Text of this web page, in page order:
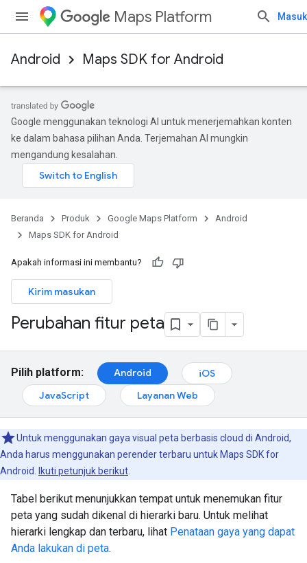
Maps Platform Masuk
Android Maps SDK for Android
Google menggunakan teknologi AI untuk menerjemahkan konten
ke dalam bahasa pilihan Anda. Terjemahan AI mungkin
mengandung kesalahan.
Beranda Produk Google Maps Platform
Android
Maps SDK for Android
Apakah informasi ini membantu?
Kirim masukan
Perubahan fitur peta
Pilih platform: Android
iOS
JavaScript
Layanan Web
Untuk menggunakan gaya visual peta berbasis cloud di Android,
Anda harus menggunakan perender terbaru untuk Maps SDK for
Android.
Ikuti petunjuk berikut
Tabel berikut menunjukkan tempat untuk menemukan fitur
peta yang sudah dikenal di hierarki baru. Untuk melihat
hierarki lengkap dan terbaru, lihat Penataan gaya yang dapat
Anda lakukan di peta.